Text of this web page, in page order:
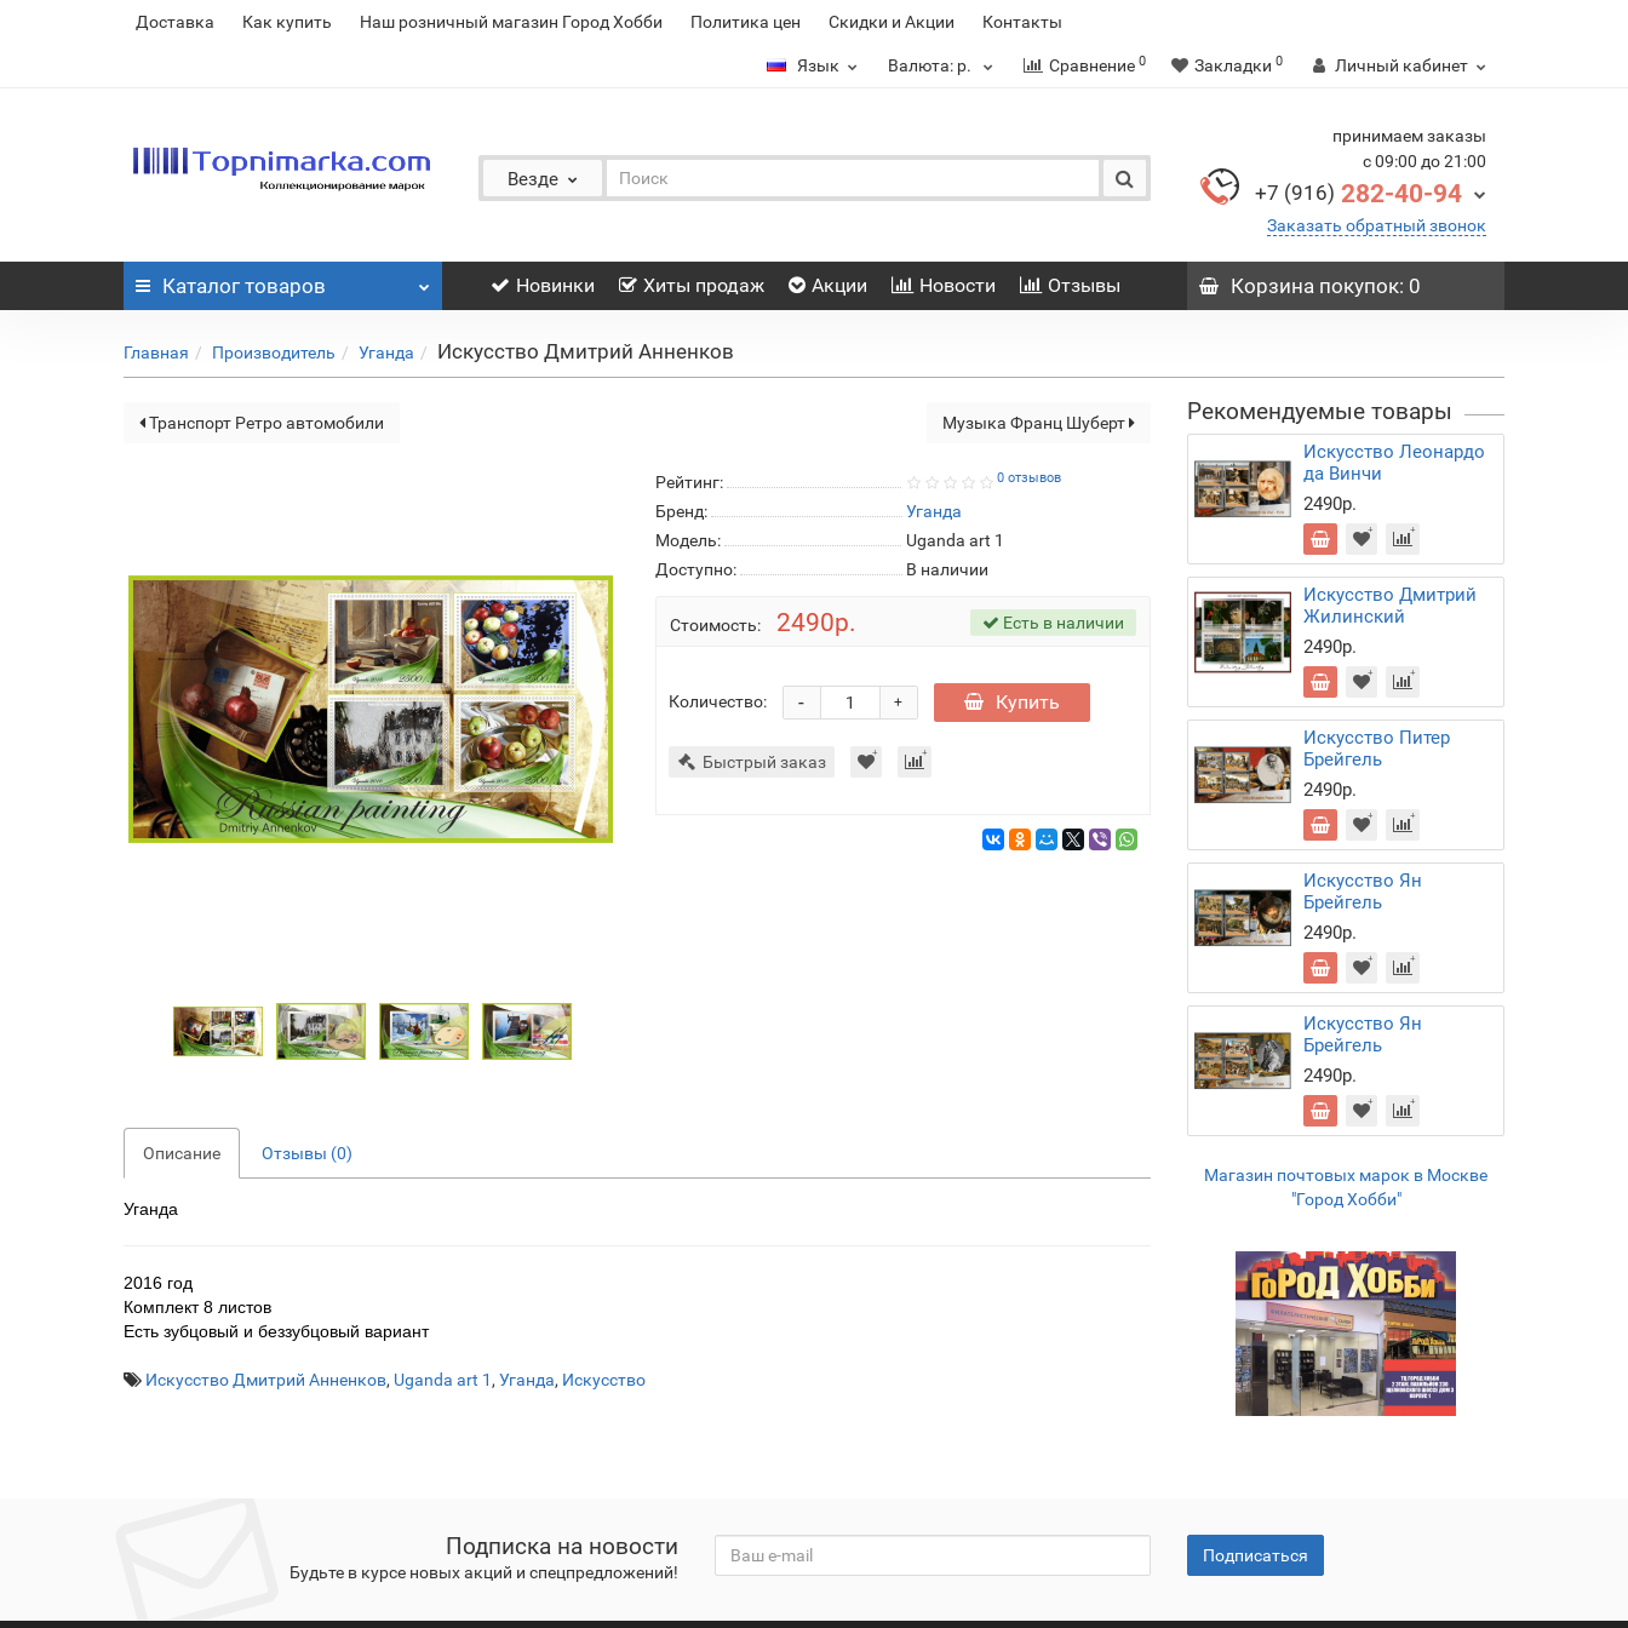
Доставка Как купить Наш розничный магазин Город Хобби Политика цен Скидки и Акции Контакты
Язык Валюта: р. Сравнение 0 Закладки 0 Личный кабинет
Везде
принимаем заказы
с 09:00 до 21:00
+7 (916) 282-40-94
Заказать обратный звонок
Каталог товаров Новинки Хиты продаж Акции Новости Отзывы Корзинапокупок: 0
Главная Производитель Уганда Искусство Дмитрий Анненков
Транспорт Ретро автомобили Музыка Франц Шуберт
Рейтинг: 0 отзывов
Бренд:
Уганда
Модель:
Uganda art 1
Доступно:
В наличии
Стоимость: 2490р. Есть в наличии
Количество: +
- Купить
Быстрый заказ
Описание Отзывы (0)
Уганда
2016 год
Комплект 8 листов
Есть зубцовый и беззубцовый вариант
Искусство Дмитрий Анненков, Uganda art 1 , Уганда, Искусство
Рекомендуемые товары
Искусство Леонардо
да Винчи
2490р.
Искусство Дмитрий
Жилинский
2490р.
Искусство Питер
Брейгель
2490р.
Искусство Ян
Брейгель
2490р.
Искусство Ян
Брейгель
2490р.
Магазин почтовых марок в Москве
"Город Хобби"
Подписка на новости
Будьте в курсе новых акций и спецпредложений!
Подписаться